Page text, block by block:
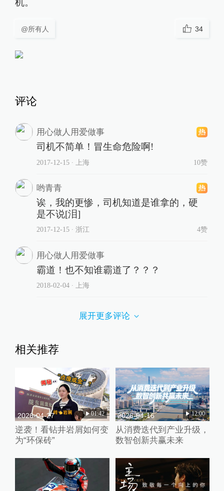
机。
@所有人 34
评论
用心做人用爱做事
司机不简单！冒生命危险啊!
2017-12-15∙ 上海 10赞
哟青青
诶，我的更惨，司机知道是谁拿的，硬
是不说[泪]
2017-12-15∙ 浙江 4赞
用心做人用爱做事
霸道！也不知谁霸道了？？？
2018-02-04∙ 上海
展开更多评论
相关推荐
2026-04-27 01:42
逆袭！看钻井岩屑如何变
为“环保砖”
2026-04-16 12:00
从消费迭代到产业升级，
数智创新共赢未来